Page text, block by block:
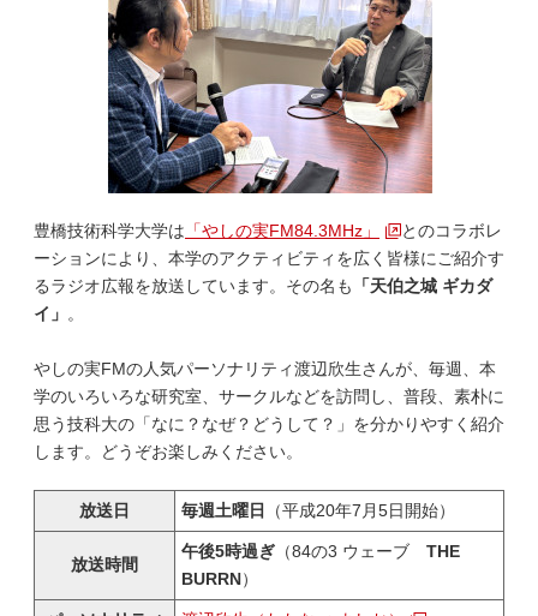
豊橋技術科学大学は 「やしの実FM84.3MHz」
とのコラボレ
ーションにより、本学のアクティビティを広く皆様にご紹介す
るラジオ広報を放送しています。その名も
「天伯之城 ギカダ
イ」 。
やしの実FMの人気パーソナリティ渡辺欣生さんが、毎週、本
学のいろいろな研究室、サークルなどを訪問し、普段、素朴に
思う技科大の「なに？なぜ？どうして？」を分かりやすく紹介
します。どうぞお楽しみください。
放送日 毎週土曜日 （平成20年7月5日開始）
放送時間
午後5時過ぎ （84の3 ウェーブ THE
BURRN）